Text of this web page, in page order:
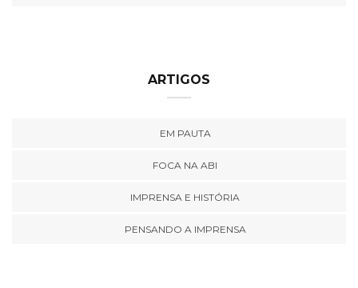
ARTIGOS
EM PAUTA
FOCA NA ABI
IMPRENSA E HISTÓRIA
PENSANDO A IMPRENSA